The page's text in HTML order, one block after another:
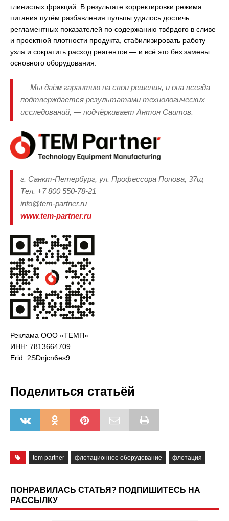
глинистых фракций. В результате корректировки режима
питания путём разбавления пульпы удалось достичь
регламентных показателей по содержанию твёрдого в сливе
и проектной плотности продукта, стабилизировать работу
узла и сократить расход реагентов — и всё это без замены
основного оборудования.
— Мы даём гарантию на свои решения, и она всегда
подтверждается результатами технологических
исследований, — подчёркивает Антон Саитов.
г. Санкт-Петербург, ул. Профессора Попова, 37щ
Тел. +7 800 550-78-21
info@tem-partner.ru
www.tem-partner.ru
Реклама ООО «ТЕМП»
ИНН: 7813664709
Erid: 2SDnjcn6es9
Поделиться статьёй
tem partner флотационное оборудование флотация
ПОНРАВИЛАСЬ СТАТЬЯ? ПОДПИШИТЕСЬ НА
РАССЫЛКУ